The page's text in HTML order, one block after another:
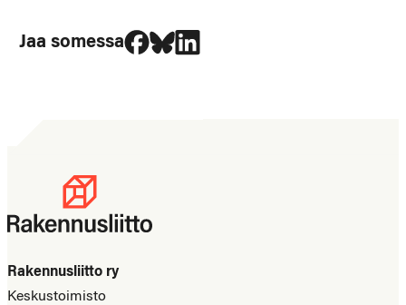
Jaa somessa
Jaa Facebookissa
Jaa Blueskyssa
Jaa LinkedIn:ssä
Rakennusliitto ry
Keskustoimisto